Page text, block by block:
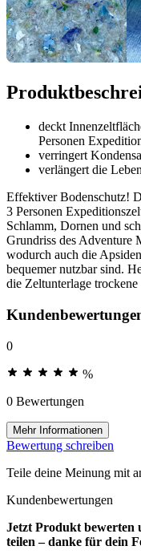
deckt
Personen
verringert
verlängert die
Effektiver Bodenschutz!
3 Personen
Schlamm, Dornen und
Grundriss des Adventure
wodurch auch die
bequemer nutzbar sind.
die Zeltunterlage
0
%
0 Bewertungen
Mehr Informationen
Bewertung schreiben
Teile deine Meinung mit
Kundenbewertungen
Jetzt Produkt bewerten
teilen – danke für dein